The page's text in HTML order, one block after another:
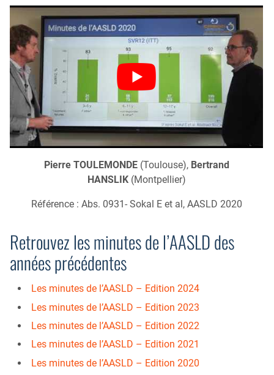
Pierre TOULEMONDE(Toulouse), Bertrand
HANSLIK(Montpellier)
Référence : Abs. 0931- Sokal E et al, AASLD 2020
Retrouvez les minutes de l’AASLD des
années précédentes
Les minutes de l’AASLD – Edition 2024
Les minutes de l’AASLD – Edition 2023
Les minutes de l’AASLD – Edition 2022
Les minutes de l’AASLD – Edition 2021
Les minutes de l’AASLD – Edition 2020